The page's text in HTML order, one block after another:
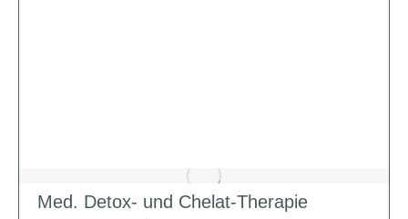
Med. Detox- und Chelat-Therapie